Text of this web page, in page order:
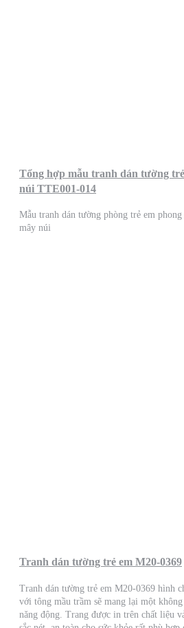
Tổng hợp mẫu tranh dán tường
núi TTE001-014
Mẫu tranh dán tường phòng trẻ em
mây núi
Tranh dán tường trẻ em M20-0369
Tranh dán tường trẻ em M20-0369 hình
với tông mầu trầm sẽ mang lại một
năng động. Trang được in trên chất liệu